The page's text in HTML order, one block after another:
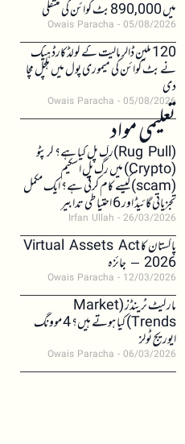
میں 890,000 بٹ کوائن کی منتقلی
Owais Paracha 05/08/2026
120 ملین ڈالر مالیت کے کولڈکارڈ ہیک
نے بٹ کوائن کی میموری پول میں ہلچل مچا
دی
Owais Paracha 05/08/2026
تعلیمی مواد(Rug Pull)رگ پل کیا ہے؟ کرپٹو
(Crypto) میں رگ پل اسکیم
(scam)کیسے کام کرتی ہے؟ ایک مکمل
تجزیاتی گائیڈ اور 6 احتیاطی تدابیر
Irfan Ullah 26/03/2026
پاکستان کا Virtual Assets Act
2026 – جائزہ
Owais Paracha 12/03/2026
مارکیٹ ٹرینڈز (Market
Trends) کیا ہوتے ہیں؟ 4 موونگ
ایوریج ٹولز
Owais Paracha 06/03/2026